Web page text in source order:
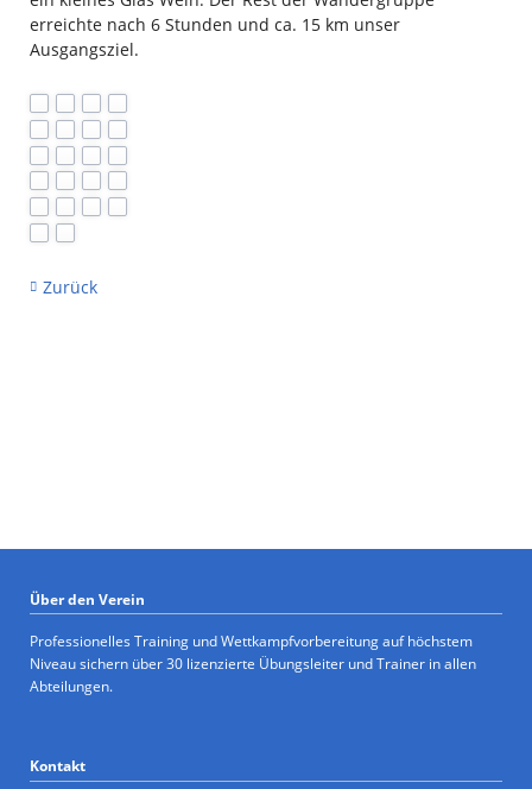
erreichte nach 6 Stunden und ca. 15 km unser
Ausgangsziel.
Zurück
Über den Verein
Professionelles Training und Wettkampfvorbereitung auf höchstem
Niveau sichern über 30 lizenzierte Übungsleiter und Trainer in allen
Abteilungen.
Kontakt